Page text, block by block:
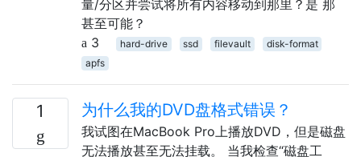
量/分区并尝试将所有内容移动到那里？是 那
甚至可能？
3
hard-drive ssd filevault
disk-format
apfs
1 为什么我的DVD盘格式错误？
我试图在MacBook Pro上播放DVD，但是磁盘
无法播放甚至无法挂载。 当我检查“磁盘工